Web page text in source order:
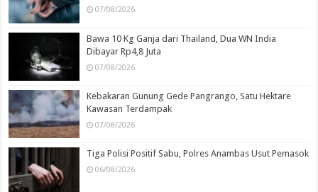
07/08/2026
Bawa 10 Kg Ganja dari Thailand, Dua WN India
Dibayar Rp4,8 Juta
07/08/2026
Kebakaran Gunung Gede Pangrango, Satu Hektare
Kawasan Terdampak
07/08/2026
Tiga Polisi Positif Sabu, Polres Anambas Usut Pemasok
06/08/2026